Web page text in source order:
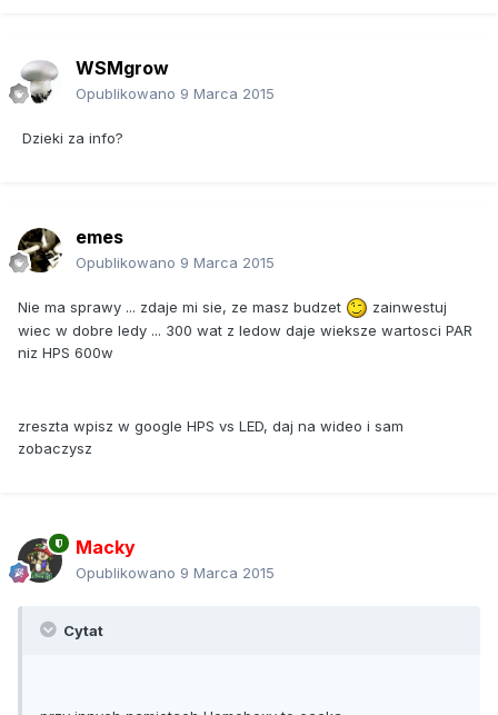
WSMgrow
Opublikowano 9 Marca 2015
Dzieki za info?
emes
Opublikowano 9 Marca 2015
Nie ma sprawy ... zdaje mi sie, ze masz budzet
zainwestuj
wiec w dobre ledy ... 300 wat z ledow daje wieksze wartosci PAR
niz HPS 600w
zreszta wpisz w google HPS vs LED, daj na wideo i sam
zobaczysz
Macky
Opublikowano 9 Marca 2015
Cytat